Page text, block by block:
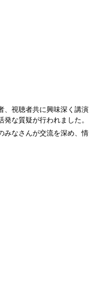
、視聴者共に興味深く講演
な質疑が行われました。
みなさんが交流を深め、情